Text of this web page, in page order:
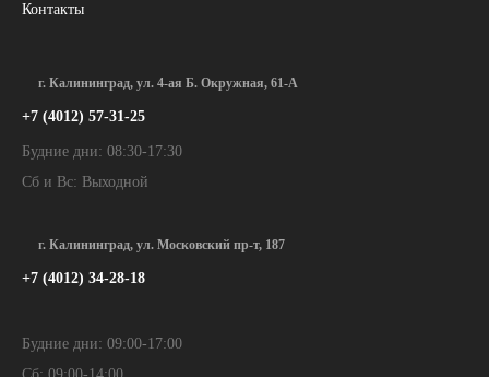
Контакты
г. Калининград, ул. 4-ая Б. Окружная, 61-А
+7 (4012) 57-31-25
Будние дни: 08:30-17:30
Сб и Вс: Выходной
г. Калининград, ул. Московский пр-т, 187
+7 (4012) 34-28-18
Будние дни: 09:00-17:00